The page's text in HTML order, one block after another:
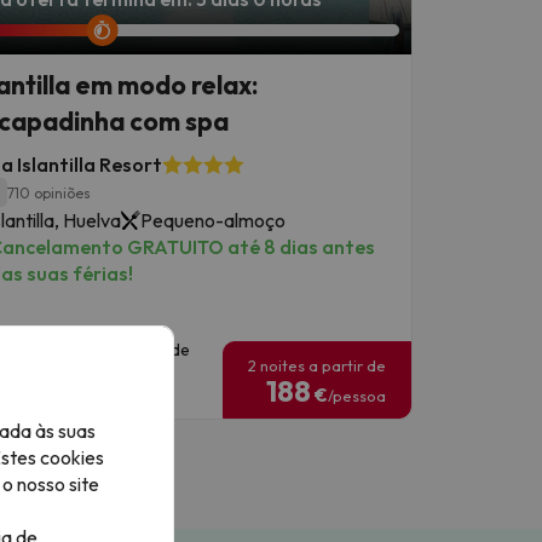
em modo relax:
com spa
Islantilla Resort
710 opiniões
Huelva
Pequeno-almoço
GRATUITO até 8 dias antes
suas férias!
Datas de viagem: até 21 de
2 noites a partir de
188 €/pessoa
às suas
cookies
nosso site
de